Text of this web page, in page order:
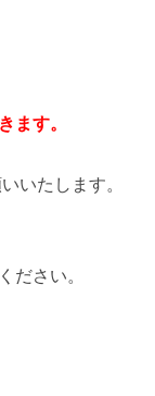
ます。
いたします。
ださい。